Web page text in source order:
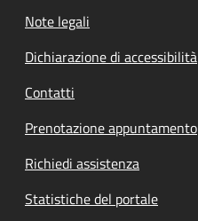
Note legali
Dichiarazione di accessibilità
Contatti
Prenotazione appuntamento
Richiedi assistenza
Statistiche del portale